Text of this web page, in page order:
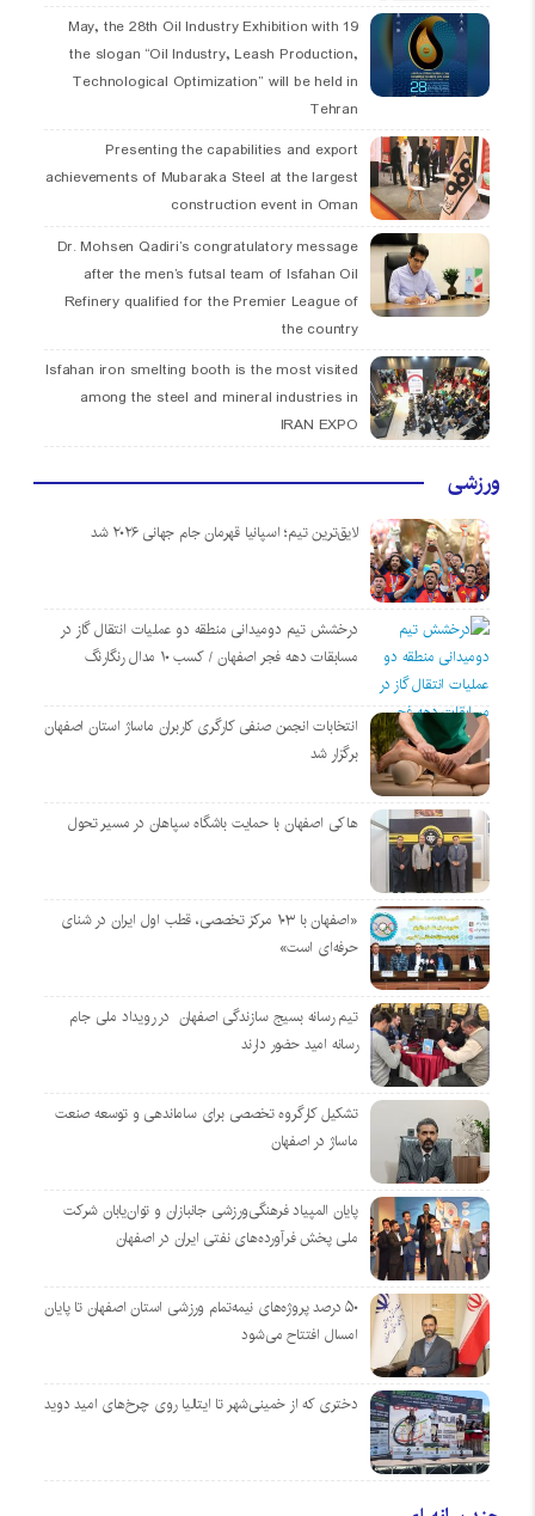
19 May, the 28th Oil Industry Exhibition with
the slogan “Oil Industry, Leash Production,
Technological Optimization” will be held in
Tehran
Presenting the capabilities and export
achievements of Mubaraka Steel at the largest
construction event in Oman
Dr. Mohsen Qadiri’s congratulatory message
after the men’s futsal team of Isfahan Oil
Refinery qualified for the Premier League of
the country
Isfahan iron smelting booth is the most visited
among the steel and mineral industries in
IRAN EXPO
ورزشی
لایق‌ترین تیم؛ اسپانیا قهرمان جام جهانی ۲۰۲۶ شد
درخشش تیم دومیدانی منطقه دو عملیات انتقال گاز در
مسابقات دهه فجر اصفهان / کسب ۱۰ مدال رنگارنگ
انتخابات انجمن صنفی کارگری کاربران ماساژ استان اصفهان
برگزار شد
هاکی اصفهان با حمایت باشگاه سپاهان در مسیر تحول
«اصفهان با ۱۰۳ مرکز تخصصی، قطب اول ایران در شنای
حرفه‌ای است»
تیم رسانه بسیج سازندگی اصفهان در رویداد ملی جام
رسانه امید حضور دارند
تشکیل کارگروه تخصصی برای ساماندهی و توسعه صنعت
ماساژ در اصفهان
پایان المپیاد فرهنگی‌ورزشی جانبازان و توان‌یابان شرکت
ملی پخش فرآورده‌های نفتی ایران در اصفهان
۵۰ درصد پروژه‌های نیمه‌تمام ورزشی استان اصفهان تا پایان
امسال افتتاح می‌شود
دختری که از خمینی‌شهر تا ایتالیا روی چرخ‌های امید دوید